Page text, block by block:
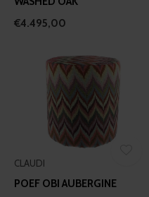
€4.495,00
CLAUDI
POEF OBI AUBERGINE